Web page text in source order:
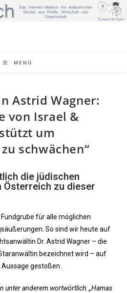
MENÜ
Astrid Wagner:
von Israel &
um
schwächen“
die jüdischen
Österreich zu dieser
für alle möglichen
So sind wir heute auf
Dr. Astrid Wagner – die
bezeichnet wird – auf
gestoßen.
unter anderem wortwörtlich: „Hamas